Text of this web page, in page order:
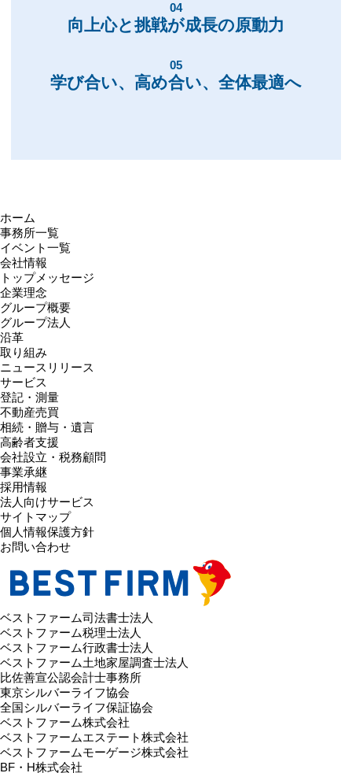
04
向上心と挑戦が成長の原動力
05
学び合い、高め合い、全体最適へ
ホーム
事務所一覧
イベント一覧
会社情報
トップメッセージ
企業理念
グループ概要
グループ法人
沿革
取り組み
ニュースリリース
サービス
登記・測量
不動産売買
相続・贈与・遺言
高齢者支援
会社設立・税務顧問
事業承継
採用情報
法人向けサービス
サイトマップ
個人情報保護方針
お問い合わせ
ベストファーム司法書士法人
ベストファーム税理士法人
ベストファーム行政書士法人
ベストファーム土地家屋調査士法人
比佐善宣公認会計士事務所
東京シルバーライフ協会
全国シルバーライフ保証協会
ベストファーム株式会社
ベストファームエステート株式会社
ベストファームモーゲージ株式会社
BF・H株式会社